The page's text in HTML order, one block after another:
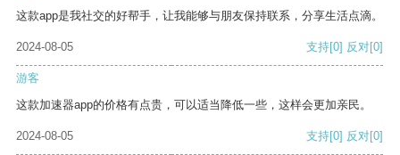
这款app是我社交的好帮手，让我能够与朋友保持联系，分享生活点滴。
2024-08-05 支持[0] 反对[0]
游客
这款加速器app的价格有点贵，可以适当降低一些，这样会更加亲民。
2024-08-05 支持[0] 反对[0]